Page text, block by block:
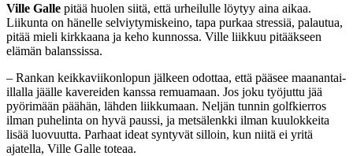
Ville Galle pitää huolen siitä, että urheilulle löytyy aina aikaa.
Liikunta on hänelle selviytymiskeino, tapa purkaa stressiä, palautua,
pitää mieli kirkkaana ja keho kunnossa. Ville liikkuu pitääkseen
elämän balanssissa.
– Rankan keikkaviikonlopun jälkeen odottaa, että pääsee maanantai-
illalla jäälle kavereiden kanssa remuamaan. Jos joku työjuttu jää
pyörimään päähän, lähden liikkumaan. Neljän tunnin golfkierros
ilman puhelinta on hyvä paussi, ja metsälenkki ilman kuulokkeita
lisää luovuutta. Parhaat ideat syntyvät silloin, kun niitä ei yritä
ajatella, Ville Galle toteaa.